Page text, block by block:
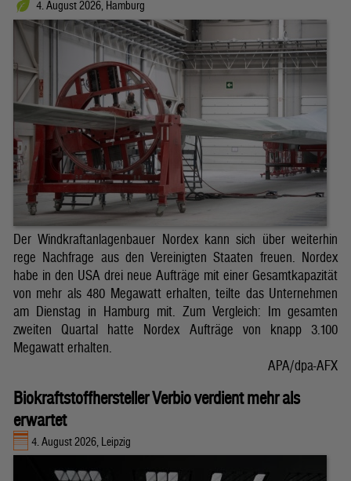
4. August 2026, Hamburg
Der Windkraftanlagenbauer Nordex kann sich über weiterhin
rege Nachfrage aus den Vereinigten Staaten freuen. Nordex
habe in den USA drei neue Aufträge mit einer Gesamtkapazität
von mehr als 480 Megawatt erhalten, teilte das Unternehmen
am Dienstag in Hamburg mit. Zum Vergleich: Im gesamten
zweiten Quartal hatte Nordex Aufträge von knapp 3.100
Megawatt erhalten.
APA/dpa-AFX
Biokraftstoffhersteller Verbio verdient mehr als
erwartet
4. August 2026, Leipzig